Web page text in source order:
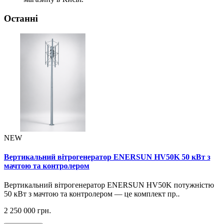
Останні
NEW
Вертикальний вітрогенератор ENERSUN HV50K 50 кВт з
мачтою та контролером
Вертикальний вітрогенератор ENERSUN HV50K потужністю
50 кВт з мачтою та контролером — це комплект пр..
2 250 000 грн.